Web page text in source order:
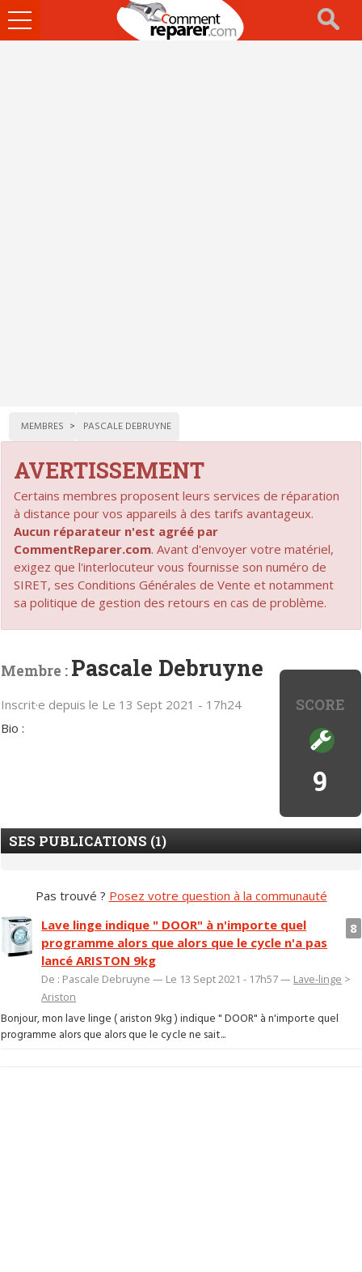
Ouvrir
le
MEMBRES PASCALE DEBRUYNE
AVERTISSEMENT
Certains membres proposent leurs services de réparation
à distance pour vos appareils à des tarifs avantageux.
Aucun réparateur n'est agréé par
CommentReparer.com. Avant d'envoyer votre matériel,
exigez que l'interlocuteur vous fournisse son numéro de
SIRET, ses Conditions Générales de Vente et notamment
sa politique de gestion des retours en cas de problème.
SCORE
9
Membre : Pascale Debruyne
Inscrit·e depuis le Le 13 Sept 2021 - 17h24
Bio :
SES PUBLICATIONS (1)
Pas trouvé ? Posez votre question à la communauté
8
Lave linge indique " DOOR" à n'importe quel
programme alors que alors que le cycle n'a pas
lancé ARISTON 9kg
De : Pascale Debruyne — Le 13 Sept 2021 - 17h57 — Lave-linge >
Ariston
Bonjour, mon lave linge ( ariston 9kg ) indique " DOOR" à n'importe quel
programme alors que alors que le cycle ne sait...